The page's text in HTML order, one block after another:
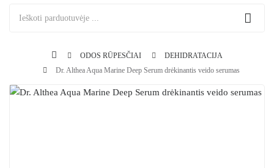
ODOS RŪPESČIAI
DEHIDRATACIJA
Dr. Althea Aqua Marine Deep Serum drėkinantis veido serumas